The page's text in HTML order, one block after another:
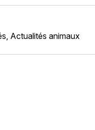
, Actualités animaux
!